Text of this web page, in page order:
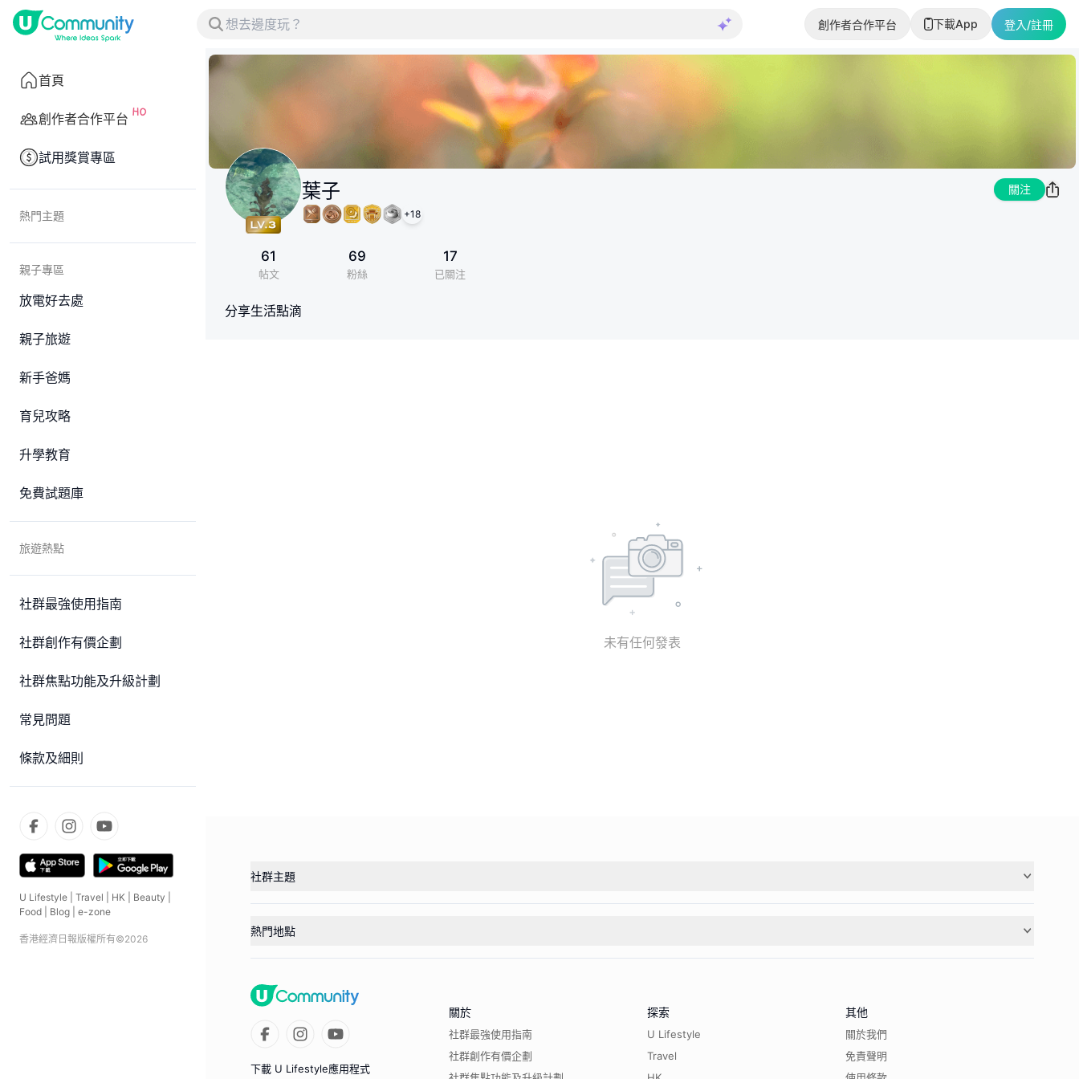
創作者合作平台 下載App 登入/註冊
首頁
創作者合作平台
試用獎賞專區
熱門主題
親子專區
放電好去處
親子旅遊
新手爸媽
育兒攻略
升學教育
免費試題庫
旅遊熱點
社群最強使用指南
社群創作有價企劃
社群焦點功能及升級計劃
常見問題
條款及細則
U Lifestyle Travel HK Beauty
Food
Blog e-zone
香港經濟日報版權所有©2026
葉子
+18
關注
61
帖文
69
粉絲
17
已關注
分享生活點滴
未有任何發表
社群主題
熱門地點
下載 U Lifestyle應用程式
關於
社群最強使用指南
社群創作有價企劃
探索
U Lifestyle
Travel
其他
關於我們
免責聲明